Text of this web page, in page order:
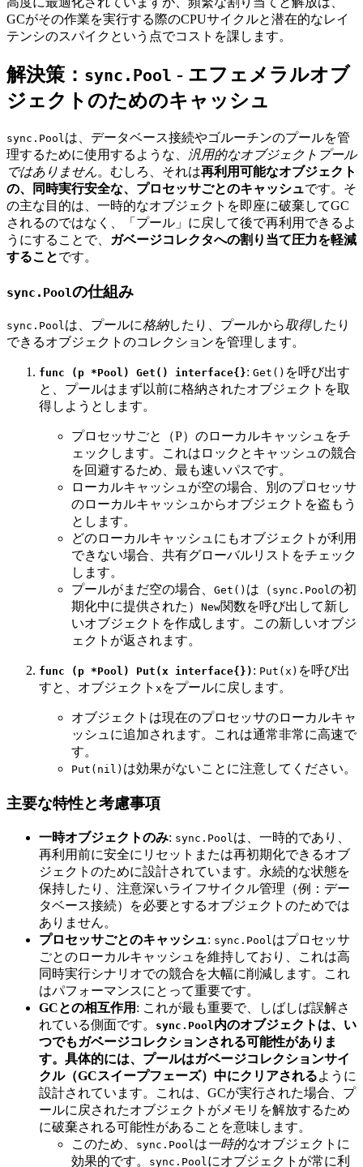
GCがその作業を実行する際のCPUサイクルと潜在的なレイ
テンシのスパイクという点でコストを課します。
解決策： sync.Pool - エフェメラルオブ
ジェクトのためのキャッシュ
sync.Pool は、データベース接続やゴルーチンのプールを管
理するために使用するような、
汎用的なオブジェクトプール
ではありません。むしろ、それは再利用可能なオブジェクト
の、同時実行安全な、プロセッサごとのキャッシュです。そ
の主な目的は、一時的なオブジェクトを即座に破棄してGC
されるのではなく、「プール」に戻して後で再利用できるよ
うにすることで、
ガベージコレクタへの割り当て圧力を軽減
することです。
sync.Poolの仕組み
sync.Poolは、プールに格納したり、プールから取得したり
できるオブジェクトのコレクションを管理します。
func (p *Pool) Get() interface{}: Get() を呼び出す
と、プールはまず以前に格納されたオブジェクトを取
得しようとします。
プロセッサごと（P）のローカルキャッシュをチ
ェックします。これはロックとキャッシュの競合
を回避するため、最も速いパスです。
ローカルキャッシュが空の場合、別のプロセッサ
のローカルキャッシュからオブジェクトを盗もう
とします。
どのローカルキャッシュにもオブジェクトが利用
できない場合、共有グローバルリストをチェック
します。
プールがまだ空の場合、 Get() は（ sync.Poolの初
期化中に提供された） New関数を呼び出して新し
いオブジェクトを作成します。この新しいオブジ
ェクトが返されます。
func (p *Pool) Put(x interface{}) : Put(x) を呼び出
すと、オブジェクト x をプールに戻します。
オブジェクトは現在のプロセッサのローカルキャ
ッシュに追加されます。これは通常非常に高速で
す。
Put(nil) は効果がないことに注意してください。
主要な特性と考慮事項
一時オブジェクトのみ: sync.Pool は、一時的であり、
再利用前に安全にリセットまたは再初期化できるオブ
ジェクトのために設計されています。永続的な状態を
保持したり、注意深いライフサイクル管理（例：デー
タベース接続）を必要とするオブジェクトのためでは
ありません。
プロセッサごとのキャッシュ: sync.Pool はプロセッサ
ごとのローカルキャッシュを維持しており、これは高
同時実行シナリオでの競合を大幅に削減します。これ
はパフォーマンスにとって重要です。
GCとの相互作用 : これが最も重要で、しばしば誤解さ
れている側面です。
sync.Pool 内のオブジェクトは、い
つでもガベージコレクションされる可能性がありま
す。 具体的には、プールはガベージコレクションサイ
クル（GCスイープフェーズ）中にクリアされるように
設計されています。これは、GCが実行された場合、プ
ールに戻されたオブジェクトがメモリを解放するため
に破棄される可能性があることを意味します。
このため、
sync.Pool は一時的なオブジェクトに
効果的です。
sync.Pool にオブジェクトが常に利